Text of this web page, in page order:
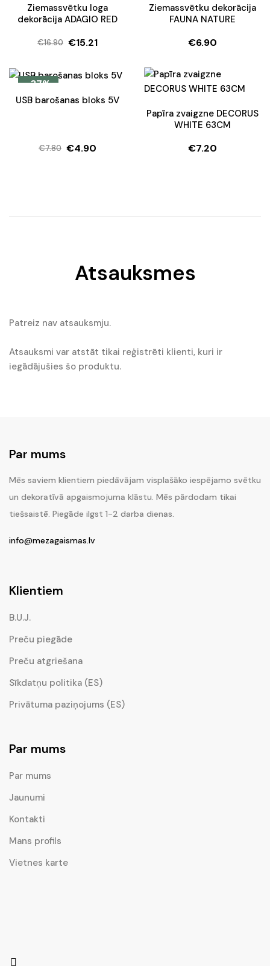
Ziemassvētku loga
dekorācija ADAGIO RED
€16.90
Original
was:
€16.90.
€15.21
Current
is:
€15.21.
Ziemassvētku dekorācija
FAUNA NATURE
€6.90
-37%
USB barošanas bloks 5V
€7.80
Original
€4.90
Current
Papīra zvaigzne DECORUS
WHITE 63CM
€7.20
Atsauksmes
Patreiz nav atsauksmju.
Atsauksmi var atstāt tikai reģistrēti klienti, kuri ir
iegādājušies šo produktu.
Par mums
Mēs saviem klientiem piedāvājam visplašāko iespējamo svētku
un dekoratīvā apgaismojuma klāstu. Mēs pārdodam tikai
tiešsaistē. Piegāde ilgst 1-2 darba dienas.
info@mezagaismas.lv
Klientiem
B.U.J.
Preču piegāde
Preču atgriešana
Sīkdatņu politika (ES)
Privātuma paziņojums (ES)
Par mums
Par mums
Jaunumi
Kontakti
Mans profils
Vietnes karte